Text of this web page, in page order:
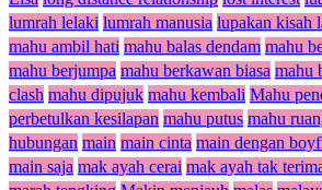
lumrah lelaki lumrah manusia lupakan kisah
mahu ambil hati mahu balas dendam mahu
mahu berjumpa mahu berkawan biasa mahu
clash mahu dipujuk mahu kembali Mahu
perbetulkan kesilapan mahu putus mahu
hubungan main main cinta main dengan
main saja mak ayah cerai mak ayah tak